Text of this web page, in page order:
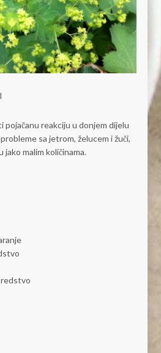
pojačanu reakciju u donjem dijelu
sa jetrom, želucem i žuči,
malim količinama.